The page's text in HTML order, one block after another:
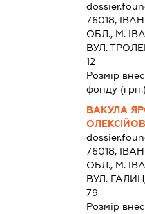
76018,
ОБЛ., М.
ВУЛ.
12
Розмір
фонду
ВАКУЛА
76018,
ОБЛ., М.
ВУЛ.
79
Розмір